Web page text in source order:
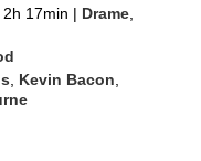
2h 17min | Drame
Kevin Bacon